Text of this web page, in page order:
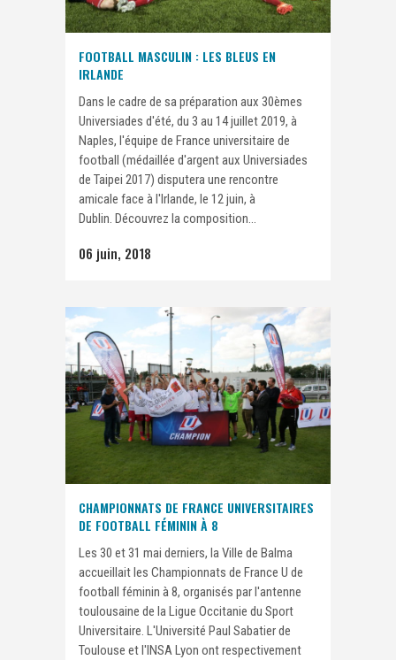
FOOTBALL MASCULIN : LES BLEUS EN
IRLANDE
Dans le cadre de sa préparation aux 30èmes
Universiades d'été, du 3 au 14 juillet 2019, à
Naples, l'équipe de France universitaire de
football (médaillée d'argent aux Universiades
de Taipei 2017) disputera une rencontre
amicale face à l'Irlande, le 12 juin, à
Dublin. Découvrez la composition...
06 juin, 2018
CHAMPIONNATS DE FRANCE UNIVERSITAIRES
DE FOOTBALL FÉMININ À 8
Les 30 et 31 mai derniers, la Ville de Balma
accueillait les Championnats de France U de
football féminin à 8, organisés par l'antenne
toulousaine de la Ligue Occitanie du Sport
Universitaire. L'Université Paul Sabatier de
Toulouse et l'INSA Lyon ont respectivement